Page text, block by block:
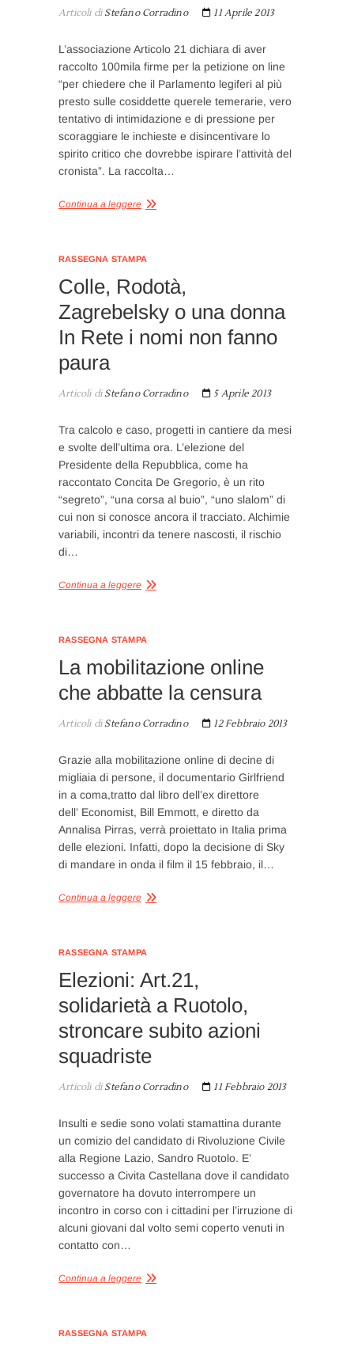
Articoli diStefano Corradino 11 Aprile 2013
L’associazione Articolo 21 dichiara di aver
raccolto 100mila firme per la petizione on line
“per chiedere che il Parlamento legiferi al più
presto sulle cosiddette querele temerarie, vero
tentativo di intimidazione e di pressione per
scoraggiare le inchieste e disincentivare lo
spirito critico che dovrebbe ispirare l’attività del
cronista”. La raccolta…
Continua a leggere
RASSEGNA STAMPA
Colle, Rodotà,
Zagrebelsky o una donna
In Rete i nomi non fanno
paura
Articoli diStefano Corradino 5 Aprile 2013
Tra calcolo e caso, progetti in cantiere da mesi
e svolte dell’ultima ora. L’elezione del
Presidente della Repubblica, come ha
raccontato Concita De Gregorio, è un rito
“segreto”, “una corsa al buio”, “uno slalom” di
cui non si conosce ancora il tracciato. Alchimie
variabili, incontri da tenere nascosti, il rischio
di…
Continua a leggere
RASSEGNA STAMPA
La mobilitazione online
che abbatte la censura
Articoli diStefano Corradino 12 Febbraio 2013
Grazie alla mobilitazione online di decine di
migliaia di persone, il documentario Girlfriend
in a coma,tratto dal libro dell’ex direttore
dell’ Economist, Bill Emmott, e diretto da
Annalisa Pirras, verrà proiettato in Italia prima
delle elezioni. Infatti, dopo la decisione di Sky
di mandare in onda il film il 15 febbraio, il…
Continua a leggere
RASSEGNA STAMPA
Elezioni: Art.21,
solidarietà a Ruotolo,
stroncare subito azioni
squadriste
Articoli diStefano Corradino 11 Febbraio 2013
Insulti e sedie sono volati stamattina durante
un comizio del candidato di Rivoluzione Civile
alla Regione Lazio, Sandro Ruotolo. E’
successo a Civita Castellana dove il candidato
governatore ha dovuto interrompere un
incontro in corso con i cittadini per l’irruzione di
alcuni giovani dal volto semi coperto venuti in
contatto con…
Continua a leggere
RASSEGNA STAMPA